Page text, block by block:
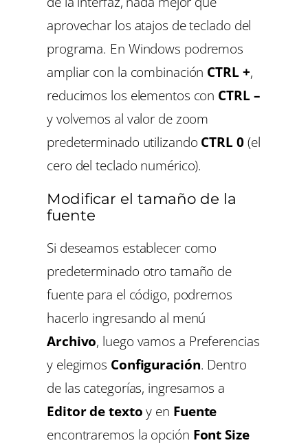
aprovechar los atajos de teclado del
programa. En Windows podremos
ampliar con la combinación CTRL +,
reducimos los elementos con CTRL –
y volvemos al valor de zoom
predeterminado utilizando CTRL 0(el
cero del teclado numérico).
Modificar el tamaño de la
fuente
Si deseamos establecer como
predeterminado otro tamaño de
fuente para el código, podremos
hacerlo ingresando al menú
Archivo, luego vamos a Preferencias
y elegimos Configuración. Dentro
de las categorías, ingresamos a
Editor de textoy en Fuente
encontraremos la opción Font Size